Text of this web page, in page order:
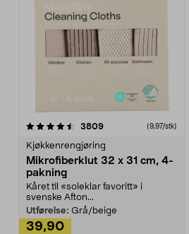
3809anmeldelser(9,97/stk)
Kjøkkenrengjøring
Mikrofiberklut 32 x 31 cm, 4-
pakning
Kåret til «soleklar favoritt» i
svenske Afton...
Utførelse: Grå/beige
39,90
4.5av 5 stjerner